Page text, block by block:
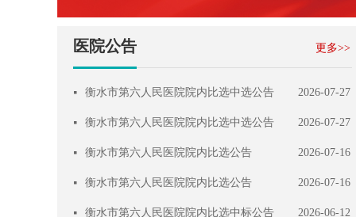
医院公告
2026-07-27
넷 衡水市第六人民医院院内比选中选公告
2026-07-27
넷 衡水市第六人民医院院内比选中选公告
2026-07-16
넷 衡水市第六人民医院院内比选公告
2026-07-16
넷 衡水市第六人民医院院内比选公告
2026-06-12
넷 衡水市第六人民医院院内比选中标公告
更多>>